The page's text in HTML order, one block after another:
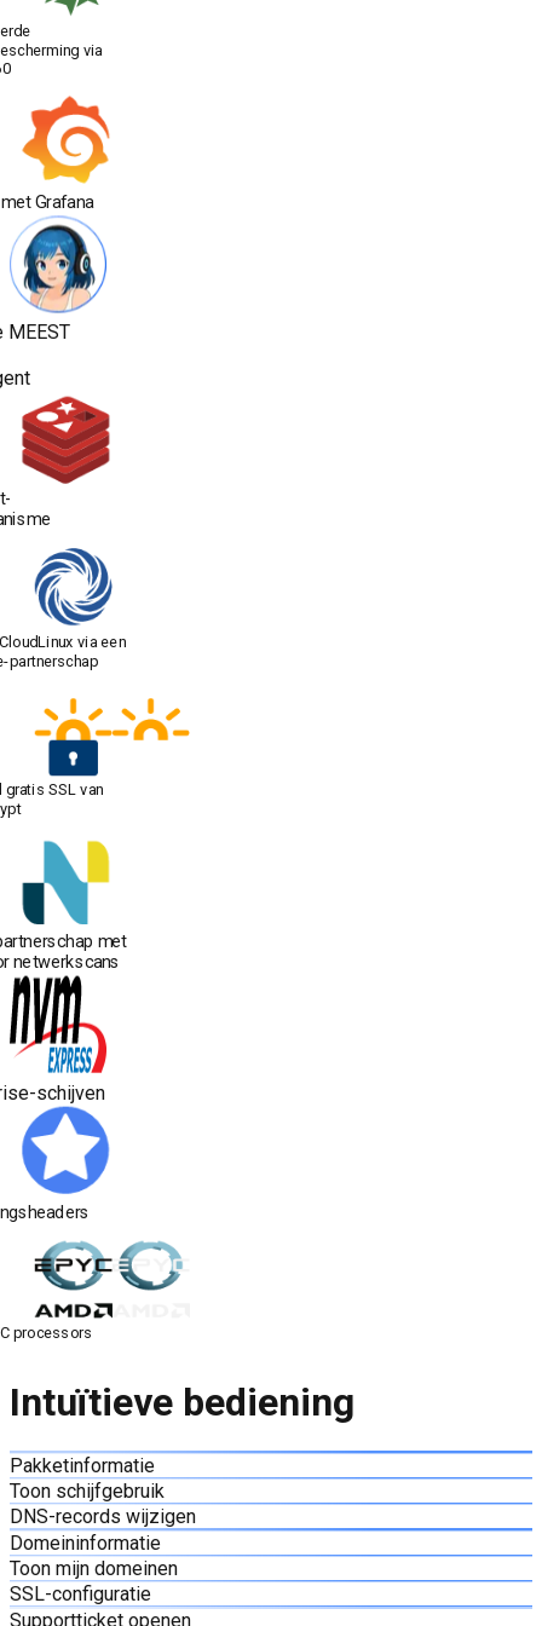
via
Grafana
via een
partnerschap
gratis SSL van
met
netwerk­scans
schijven
processors
Intuïtieve bediening
Pakketinformatie
Toon schijfgebruik
DNS-records wijzigen
Domeininformatie
Toon mijn domeinen
SSL-configuratie
Supportticket openen